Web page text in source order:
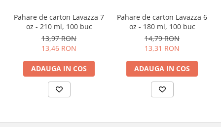
Pahare de carton Lavazza 7
oz - 210 ml, 100 buc
13,97 RON
13,46 RON
ADAUGA IN COS
Pahare de carton Lavazza 6
oz - 180 ml, 100 buc
14,79 RON
13,31 RON
ADAUGA IN COS